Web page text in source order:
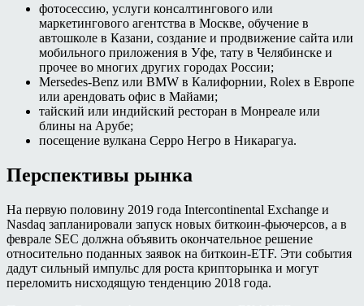
фотосессию, услуги консалтингового или
маркетингового агентства в Москве, обучение в
автошколе в Казани, создание и продвижение сайта или
мобильного приложения в Уфе, тату в Челябинске и
прочее во многих других городах России;
Mersedes-Benz или BMW в Калифорнии, Rolex в Европе
или арендовать офис в Майами;
тайский или индийский ресторан в Монреале или
блины на Арубе;
посещение вулкана Серро Негро в Никарагуа.
Перспективы рынка
На первую половину 2019 года Intercontinental Exchange и
Nasdaq запланировали запуск новых биткоин-фьючерсов, а в
феврале SEC должна объявить окончательное решение
относительно поданных заявок на биткоин-ETF. Эти события
дадут сильный импульс для роста крипторынка и могут
переломить нисходящую тенденцию 2018 года.